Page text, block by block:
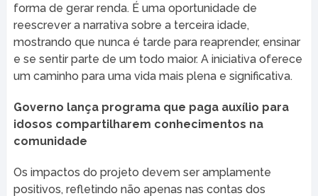
forma de gerar renda. É uma oportunidade de
reescrever a narrativa sobre a terceira idade,
mostrando que nunca é tarde para reaprender, ensinar
e se sentir parte de um todo maior. A iniciativa oferece
um caminho para uma vida mais plena e significativa.
Governo lança programa que paga auxílio para
idosos compartilharem conhecimentos na
comunidade
Os impactos do projeto devem ser amplamente
positivos, refletindo não apenas nas contas dos